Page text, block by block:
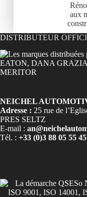
aux
DISTRIBUTEUR
NEICHEL
Adresse : 25 rue de
PRES SELTZ
E-mail :
Tél. : +33 (0)3 88 05 55 45